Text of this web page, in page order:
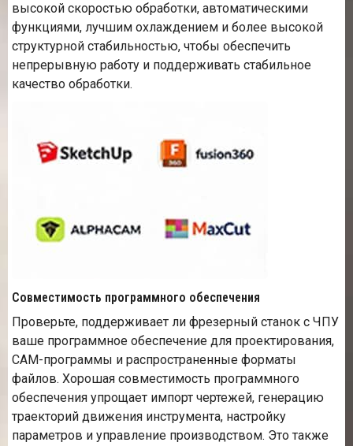
высокой скоростью обработки, автоматическими
функциями, лучшим охлаждением и более высокой
структурной стабильностью, чтобы обеспечить
непрерывную работу и поддерживать стабильное
качество обработки.
Совместимость программного обеспечения
Проверьте, поддерживает ли фрезерный станок с ЧПУ
ваше программное обеспечение для проектирования,
CAM-программы и распространенные форматы
файлов. Хорошая совместимость программного
обеспечения упрощает импорт чертежей, генерацию
траекторий движения инструмента, настройку
параметров и управление производством. Это также